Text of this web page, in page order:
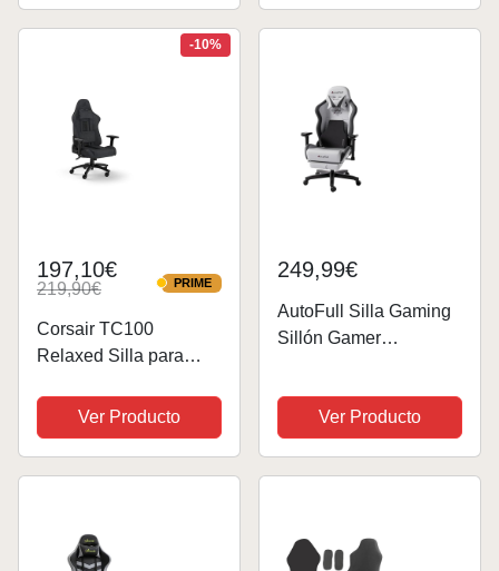
(Gray)
Giratorio Videojuegos,
Cómodo para...
-10%
197,10€
219,90€ PRIME
PRIME
Corsair TC100
Relaxed Silla para
Diseño Inspirado en
Las Carreras - Cojín
Lumbar - Almohada
Ver Producto
249,99€
AutoFull Silla Gaming
Sillón Gamer
De Oficina, Altura del
Asiento e Inclinación
del Respaldo
Ver Producto